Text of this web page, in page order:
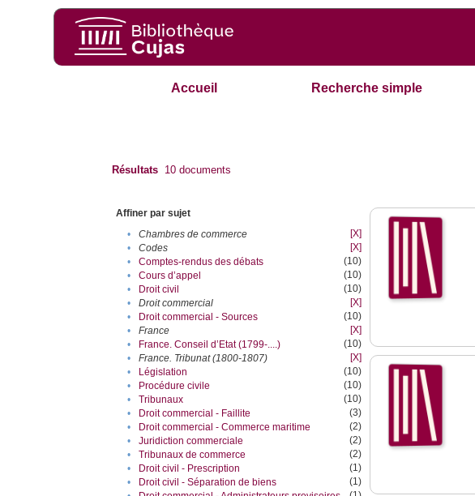
Accueil Recherche simple
Résultats 10 documents
Affiner par sujet
•
Chambres de commerce
[X]
•
Codes
[X]
•
Comptes-rendus des débats
(10)
•
Cours d’appel
(10)
•
Droit civil
(10)
•
Droit commercial
[X]
•
Droit commercial - Sources
(10)
•
France
[X]
•
France. Conseil d’Etat (1799-....)
(10)
•
France. Tribunat (1800-1807)
[X]
•
Législation
(10)
•
Procédure civile
(10)
•
Tribunaux
(10)
•
Droit commercial - Faillite
(3)
•
Droit commercial - Commerce maritime
(2)
•
Juridiction commerciale
(2)
•
Tribunaux de commerce
(2)
•
Droit civil - Prescription
(1)
•
Droit civil - Séparation de biens
(1)